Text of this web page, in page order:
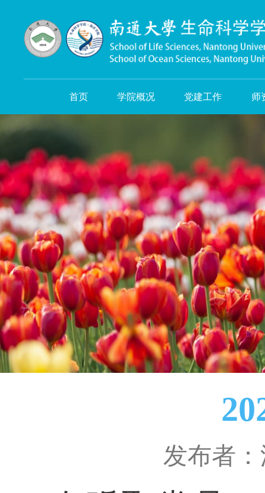
首页 学院概况 党建工作
发布者